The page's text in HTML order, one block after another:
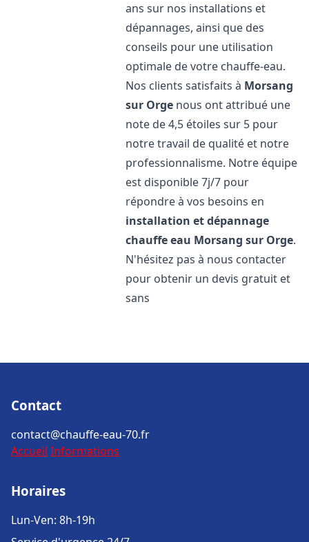
ans sur nos installations et
dépannages, ainsi que des
conseils pour une utilisation
optimale de votre chauffe-eau.
Nos clients satisfaits à Morsang
sur Orge nous ont attribué une
note de 4,5 étoiles sur 5 pour
notre travail de qualité et notre
professionnalisme. Notre équipe
est disponible 7j/7 pour
répondre à vos besoins en
installation et dépannage
chauffe eau Morsang sur Orge.
N'hésitez pas à nous contacter
pour obtenir un devis gratuit et
sans
Contact
contact@chauffe-eau-70.fr
Accueil Informations
Horaires
Lun-Ven: 8h-19h